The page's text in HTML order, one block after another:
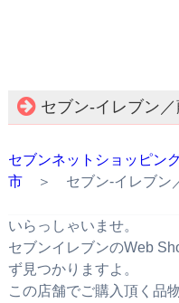
セブン‐イレブン
セブンネットショッピン
市＞ セブン‐イレブン
いらっしゃいませ。
セブンイレブンのWeb
ず見つかりますよ。
この店舗でご購入頂く品